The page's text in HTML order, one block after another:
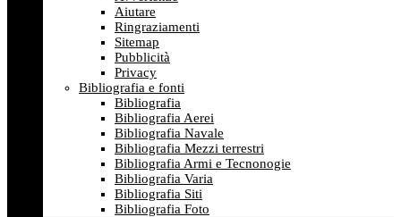
Aiutare
Ringraziamenti
Sitemap
Pubblicità
Privacy
Bibliografia e fonti
Bibliografia
Bibliografia Aerei
Bibliografia Navale
Bibliografia Mezzi terrestri
Bibliografia Armi e Tecnonogie
Bibliografia Varia
Bibliografia Siti
Bibliografia Foto